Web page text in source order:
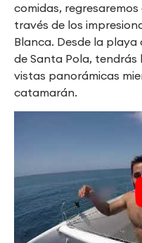
comidas,
través de los
Blanca. Desde la
de Santa Pola,
vistas panorámicas
catamarán.